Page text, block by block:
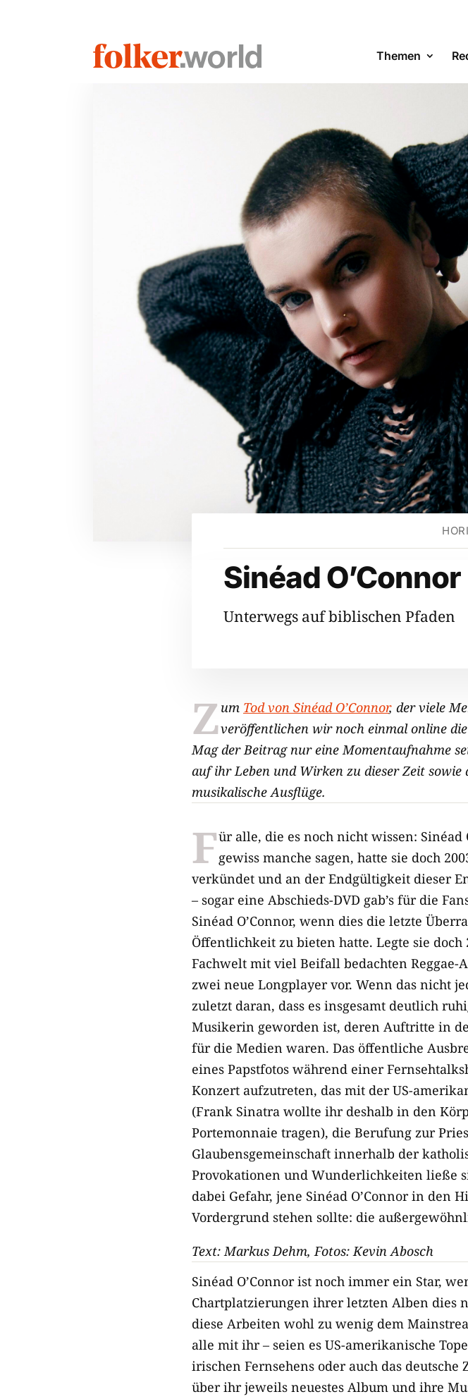
Themen
Sinéad O’Connor
Unterwegs auf biblischen Pfaden
Zum Tod von Sinéad O’Connor, der viele
veröffentlichen wir noch einmal online
Mag der Beitrag nur eine Momentaufnahme
auf ihr Leben und Wirken zu dieser Zeit sowie
musikalische Ausflüge.
Für alle, die es noch nicht wissen: Sinéad
gewiss manche sagen, hatte sie doch
verkündet und an der Endgültigkeit dieser
– sogar eine Abschieds-DVD gab’s für die
Sinéad O’Connor, wenn dies die letzte
Öffentlichkeit zu bieten hatte. Legte sie doch
Fachwelt mit viel Beifall bedachten Reggae-
zwei neue Longplayer vor. Wenn das nicht
zuletzt daran, dass es insgesamt deutlich
Musikerin geworden ist, deren Auftritte in
für die Medien waren. Das öffentliche
eines Papstfotos während einer
Konzert aufzutreten, das mit der US-
(Frank Sinatra wollte ihr deshalb in den
Portemonnaie tragen), die Berufung zur
Glaubensgemeinschaft innerhalb der
Provokationen und Wunderlichkeiten ließe
dabei Gefahr, jene Sinéad O’Connor in
Vordergrund stehen sollte: die
Text: Markus Dehm, Fotos: Kevin Abosch
Sinéad O’Connor ist noch immer ein Star,
Chartplatzierungen ihrer letzten Alben dies
diese Arbeiten wohl zu wenig dem
alle mit ihr – seien es US-amerikanische
irischen Fernsehens oder auch das
über ihr jeweils neuestes Album und ihre